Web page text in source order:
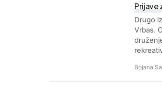
Prijave
Drugo
Vrbas.
Bojana